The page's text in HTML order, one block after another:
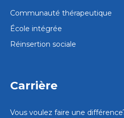
Communauté thérapeutique
École intégrée
Réinsertion sociale
Carrière
Vous voulez faire une